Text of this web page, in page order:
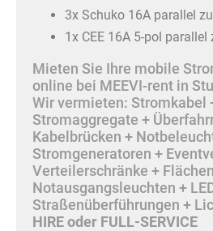
3x Schuko 16A parallel
1x CEE 16A 5-pol parallel
Mieten Sie Ihre mobile
online bei MEEVI-rent in
Wir vermieten: Stromkabel
Stromaggregate +
Kabelbrücken +
Stromgeneratoren +
Verteilerschränke +
Notausgangsleuchten +
Straßenüberführungen +
HIRE oder FULL-SERVICE